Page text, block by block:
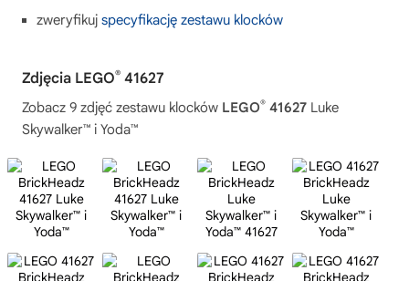
zweryfikuj specyfikację zestawu klocków
Zdjęcia LEGO® 41627
Zobacz 9 zdjęć zestawu klocków LEGO® 41627 Luke
Skywalker™ i Yoda™